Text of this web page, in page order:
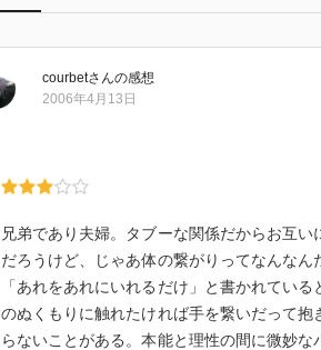
courbetさんの感想
2006年4月13日
兄弟であり夫婦。タブーな関係だからお互
だろうけど、じゃあ体の繋がりってなんな
「あれをあれにいれるだけ」と書かれてい
のぬくもりに触れたければ手を繋いだって
らないことがある。本能と理性の間に微妙